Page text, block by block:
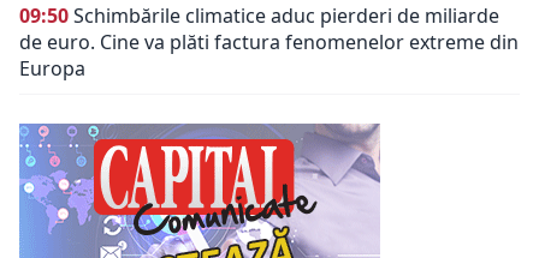
09:50Schimbările climatice aduc pierderi de miliarde
de euro. Cine va plăti factura fenomenelor extreme din
Europa